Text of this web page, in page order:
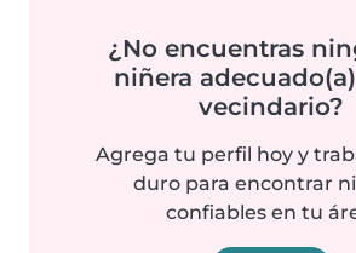
¿No encuentras
niñera
vecindario?
Agrega tu perfil hoy y
duro para encontrar
confiables en tu